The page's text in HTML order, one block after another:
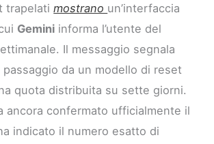
trapelatimostrano un’interfaccia
Gemini informa l’utente del
Il messaggio segnala
da un modello di reset
quota distribuita su sette giorni.
ancora confermato ufficialmente il
indicato il numero esatto di